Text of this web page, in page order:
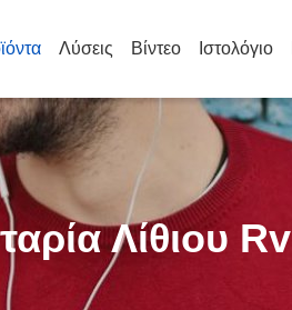
Λύσεις Βίντεο Ιστολόγιο
Λίθιου Rv